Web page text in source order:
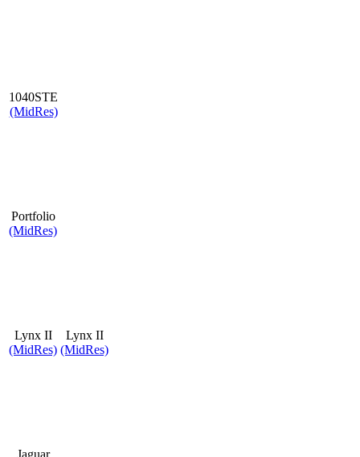
1040STE
(MidRes)
Portfolio
(MidRes)
Lynx II
(MidRes)
Lynx II
(MidRes)
Jaguar